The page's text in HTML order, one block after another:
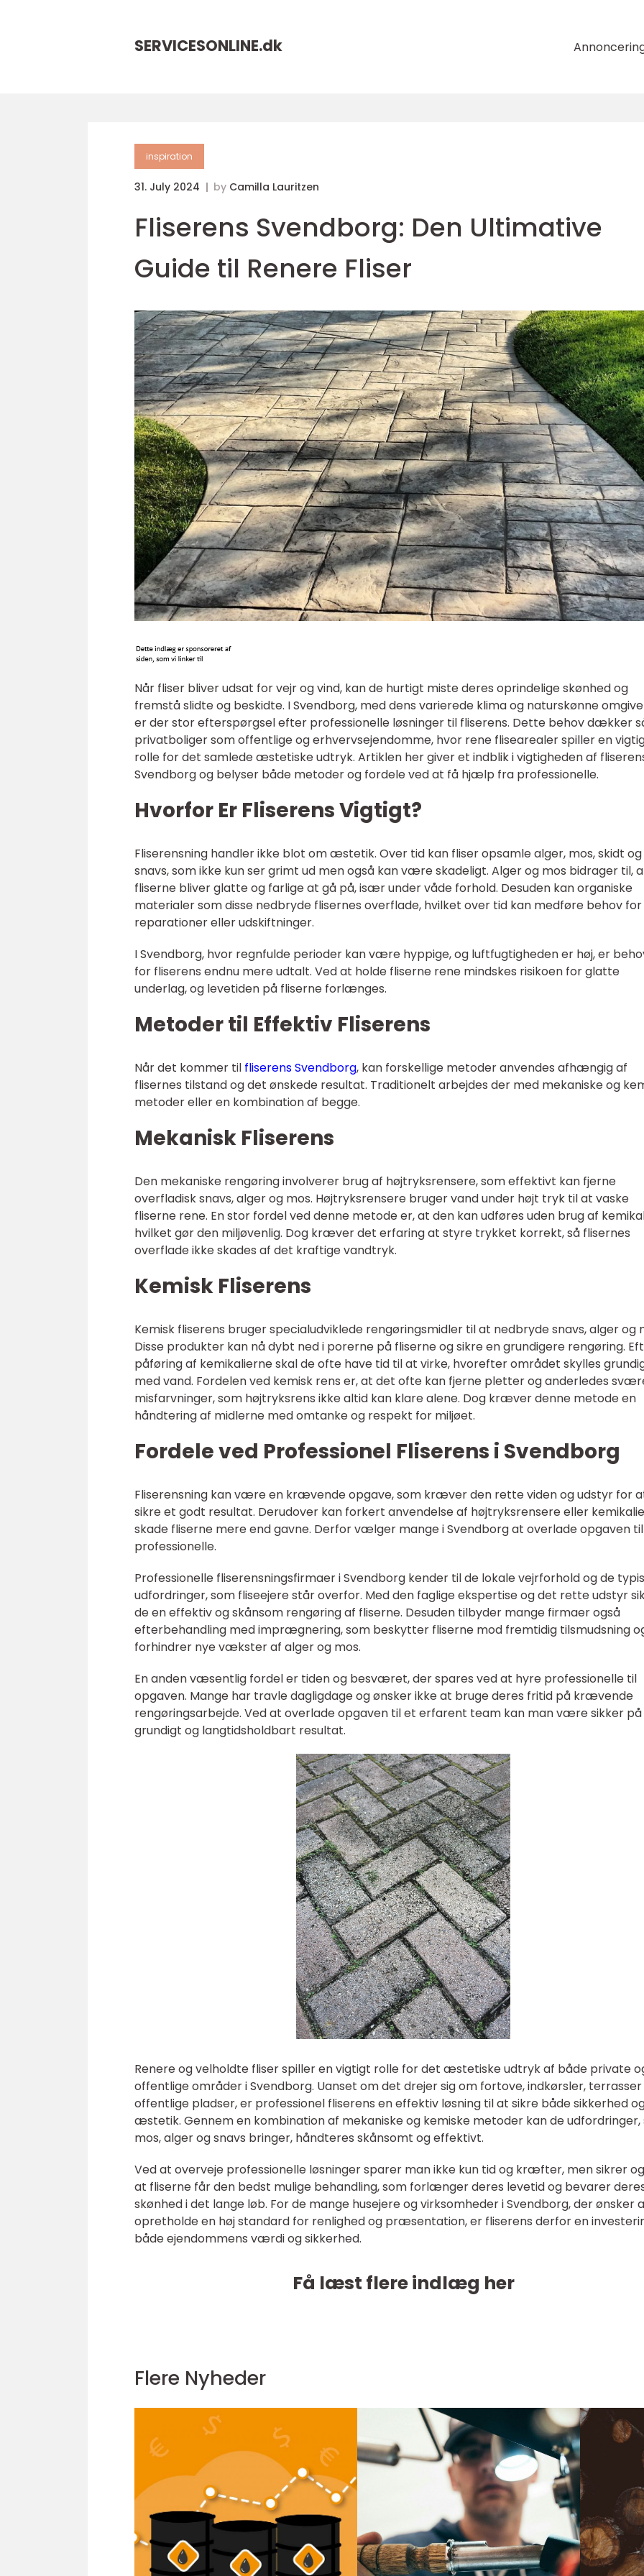
SERVICESONLINE.dk
inspiration
31. July 2024 by Camilla Lauritzen
Fliserens Svendborg: Den Ultimative
Guide til Renere Fliser
Når fliser bliver udsat for vejr og vind, kan de hurtigt miste deres oprindelige skønhed og
fremstå slidte og beskidte. I Svendborg, med dens varierede klima og naturskønne
er der stor efterspørgsel efter professionelle løsninger til fliserens. Dette behov dækker
privatboliger som offentlige og erhvervsejendomme, hvor rene flisearealer spiller en
rolle for det samlede æstetiske udtryk. Artiklen her giver et indblik i vigtigheden af
Svendborg og belyser både metoder og fordele ved at få hjælp fra professionelle.
Hvorfor Er Fliserens Vigtigt?
Fliserensning handler ikke blot om æstetik. Over tid kan fliser opsamle alger, mos, skidt og
snavs, som ikke kun ser grimt ud men også kan være skadeligt. Alger og mos bidrager til,
fliserne bliver glatte og farlige at gå på, især under våde forhold. Desuden kan organiske
materialer som disse nedbryde flisernes overflade, hvilket over tid kan medføre behov
reparationer eller udskiftninger.
I Svendborg, hvor regnfulde perioder kan være hyppige, og luftfugtigheden er høj, er
for fliserens endnu mere udtalt. Ved at holde fliserne rene mindskes risikoen for glatte
underlag, og levetiden på fliserne forlænges.
Metoder til Effektiv Fliserens
Når det kommer til fliserens Svendborg, kan forskellige metoder anvendes afhængig af
flisernes tilstand og det ønskede resultat. Traditionelt arbejdes der med mekaniske og
metoder eller en kombination af begge.
Mekanisk Fliserens
Den mekaniske rengøring involverer brug af højtryksrensere, som effektivt kan fjerne
overfladisk snavs, alger og mos. Højtryksrensere bruger vand under højt tryk til at vaske
fliserne rene. En stor fordel ved denne metode er, at den kan udføres uden brug af
hvilket gør den miljøvenlig. Dog kræver det erfaring at styre trykket korrekt, så flisernes
overflade ikke skades af det kraftige vandtryk.
Kemisk Fliserens
Kemisk fliserens bruger specialudviklede rengøringsmidler til at nedbryde snavs, alger og
Disse produkter kan nå dybt ned i porerne på fliserne og sikre en grundigere rengøring.
påføring af kemikalierne skal de ofte have tid til at virke, hvorefter området skylles
med vand. Fordelen ved kemisk rens er, at det ofte kan fjerne pletter og anderledes
misfarvninger, som højtryksrens ikke altid kan klare alene. Dog kræver denne metode en
håndtering af midlerne med omtanke og respekt for miljøet.
Fordele ved Professionel Fliserens i Svendborg
Fliserensning kan være en krævende opgave, som kræver den rette viden og udstyr for
sikre et godt resultat. Derudover kan forkert anvendelse af højtryksrensere eller
skade fliserne mere end gavne. Derfor vælger mange i Svendborg at overlade opgaven til
professionelle.
Professionelle fliserensningsfirmaer i Svendborg kender til de lokale vejrforhold og de
udfordringer, som fliseejere står overfor. Med den faglige ekspertise og det rette udstyr
de en effektiv og skånsom rengøring af fliserne. Desuden tilbyder mange firmaer også
efterbehandling med imprægnering, som beskytter fliserne mod fremtidig tilsmudsning
forhindrer nye vækster af alger og mos.
En anden væsentlig fordel er tiden og besværet, der spares ved at hyre professionelle til
opgaven. Mange har travle dagligdage og ønsker ikke at bruge deres fritid på krævende
rengøringsarbejde. Ved at overlade opgaven til et erfarent team kan man være sikker
grundigt og langtidsholdbart resultat.
Renere og velholdte fliser spiller en vigtigt rolle for det æstetiske udtryk af både private
offentlige områder i Svendborg. Uanset om det drejer sig om fortove, indkørsler,
offentlige pladser, er professionel fliserens en effektiv løsning til at sikre både sikkerhed
æstetik. Gennem en kombination af mekaniske og kemiske metoder kan de udfordringer,
mos, alger og snavs bringer, håndteres skånsomt og effektivt.
Ved at overveje professionelle løsninger sparer man ikke kun tid og kræfter, men sikrer
at fliserne får den bedst mulige behandling, som forlænger deres levetid og bevarer
skønhed i det lange løb. For de mange husejere og virksomheder i Svendborg, der ønsker
opretholde en høj standard for renlighed og præsentation, er fliserens derfor en
både ejendommens værdi og sikkerhed.
Få læst flere indlæg her
Flere Nyheder